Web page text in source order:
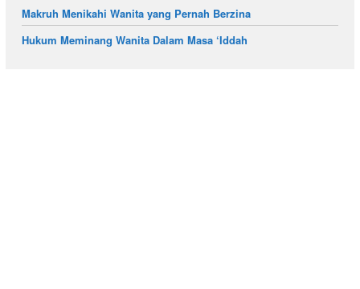
Makruh Menikahi Wanita yang Pernah Berzina
Hukum Meminang Wanita Dalam Masa ‘Iddah